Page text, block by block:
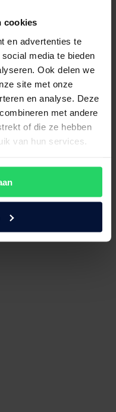
cookies
en advertenties te
media te bieden
Ook delen we
site met onze
en analyse. Deze
met andere
of die ze hebben
van hun services.
ventilatie een cruciale
matras zorgt
is voor een betere
aan een hygiënischere
van het matras.
het Auping Two matras
in de wasmachine
matras fris en hygiënisch